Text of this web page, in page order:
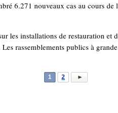
6.271 nouveaux cas au cours
les installations de restauration et
rassemblements publics à
1 2